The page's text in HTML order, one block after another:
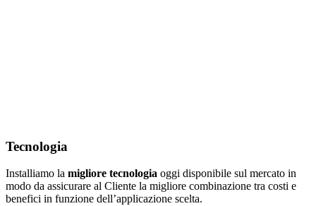
Tecnologia
Installiamo la migliore tecnologia oggi disponibile sul mercato in
modo da assicurare al Cliente la migliore combinazione tra costi e
benefici in funzione dell’applicazione scelta.